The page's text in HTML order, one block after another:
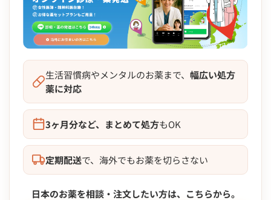
生活習慣病やメンタルのお薬まで、 幅広い処方
薬に対応
3ヶ月分など、まとめて処方もOK
定期配送で、海外でもお薬を切らさない
日本のお薬を相談・注文したい方は、こちらから。